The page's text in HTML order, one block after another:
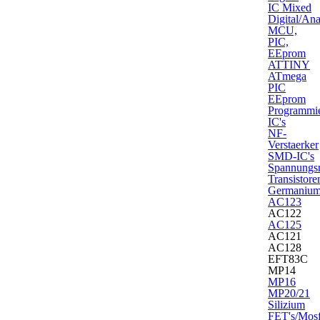
IC Mixed
Digital/
MCU,
PIC,
EEprom
ATTINY
ATmega
PIC
EEprom
IC's
NF-
Verstaerker
SMD-IC's
AC123
AC122
AC125
AC121
AC128
EFT83C
MP14
MP16
MP20/21
Silizium
FET's/